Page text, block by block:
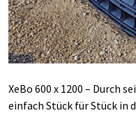
XeBo 600 x 1200 – Durch
einfach Stück für Stück in